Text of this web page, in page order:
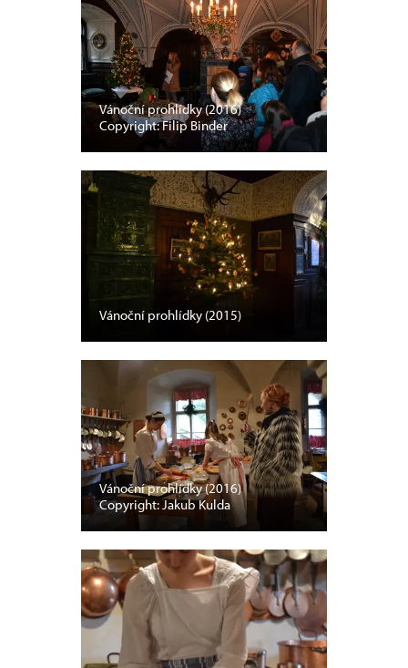
Vánoční prohlídky (2016)
Copyright: Filip Binder
Vánoční prohlídky (2015)
Vánoční prohlídky (2016)
Copyright: Jakub Kulda